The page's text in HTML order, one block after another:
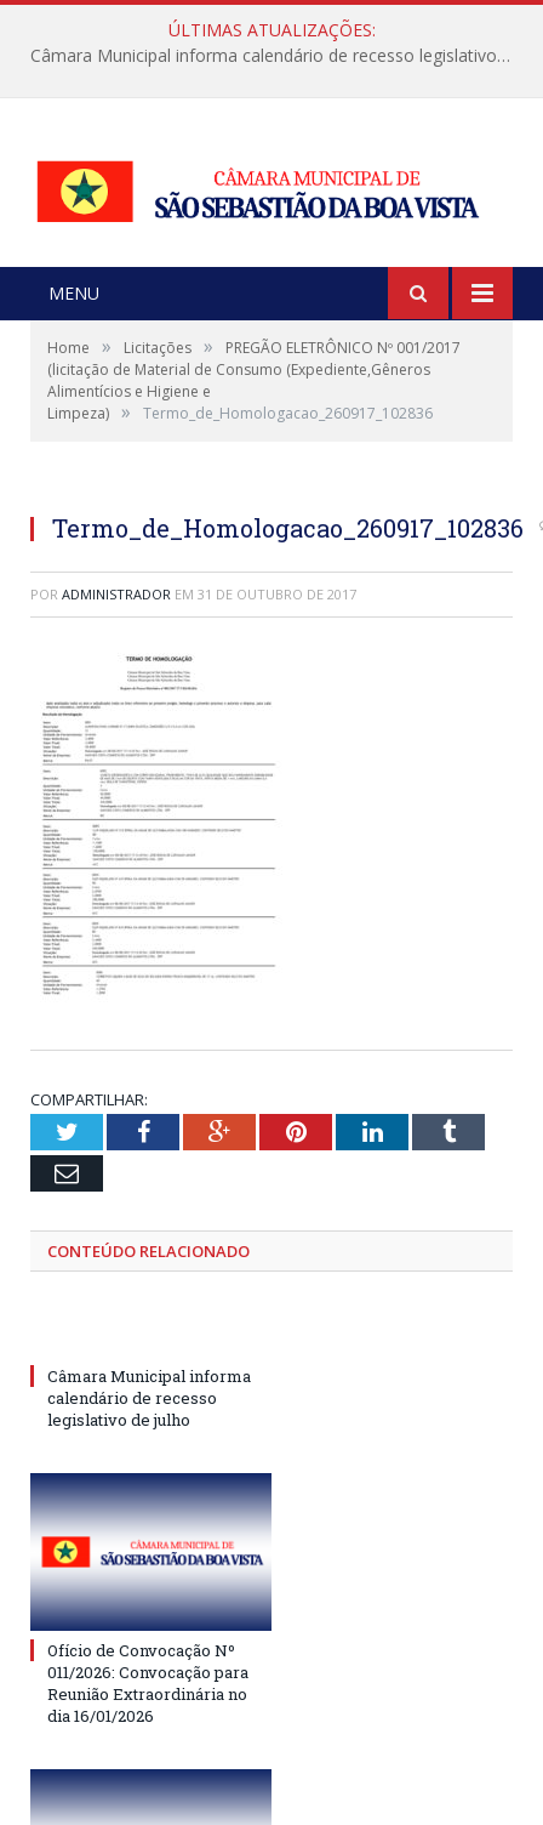
ÚLTIMAS ATUALIZAÇÕES:
Câmara Municipal informa calendário de recesso legislativo de julho
MENU
Home » Licitações »
PREGÃO ELETRÔNICO Nº 001/2017
(licitação de Material de Consumo (Expediente,Gêneros
Alimentícios e Higiene e
Limpeza) » Termo_de_Homologacao_260917_102836
Termo_de_Homologacao_260917_102836
POR ADMINISTRADOR EM 31 DE OUTUBRO DE 2017
COMPARTILHAR:
TwitterFacebookGoogle+PinterestLinkedInTumblr
Email
CONTEÚDO RELACIONADO
Câmara Municipal informa
calendário de recesso
legislativo de julho
Ofício de Convocação Nº
011/2026: Convocação para
Reunião Extraordinária no
dia 16/01/2026